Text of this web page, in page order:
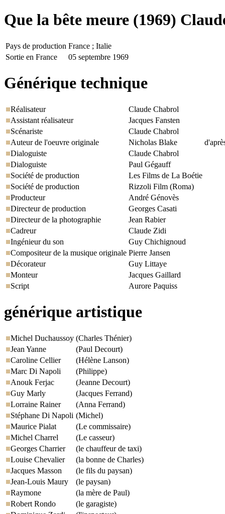
Que la bête meure (1969)
Pays de production France ; Italie
Sortie en France
05 septembre 1969
Générique technique
Réalisateur
Claude Chabrol
Assistant réalisateur
Jacques Fansten
Scénariste
Claude Chabrol
Auteur de l'oeuvre originale
Nicholas Blake
Dialoguiste
Claude Chabrol
Dialoguiste
Paul Gégauff
Société de production
Les Films de La Boétie
Société de production
Rizzoli Film (Roma)
Producteur
André Génovès
Directeur de production
Georges Casati
Directeur de la photographie
Jean Rabier
Cadreur
Claude Zidi
Ingénieur du son
Guy Chichignoud
Compositeur de la musique originale Pierre Jansen
Décorateur
Guy Littaye
Monteur
Jacques Gaillard
Script
Aurore Paquiss
générique artistique
Michel Duchaussoy (Charles Thénier)
Jean Yanne
(Paul Decourt)
Caroline Cellier
(Hélène Lanson)
Marc Di Napoli
(Philippe)
Anouk Ferjac
(Jeanne Decourt)
Guy Marly
(Jacques Ferrand)
Lorraine Rainer
(Anna Ferrand)
Stéphane Di Napoli (Michel)
Maurice Pialat
(Le commissaire)
Michel Charrel
(Le casseur)
Georges Charrier
(le chauffeur de taxi)
Louise Chevalier
(la bonne de Charles)
Jacques Masson
(le fils du paysan)
Jean-Louis Maury
(le paysan)
Raymone
(la mère de Paul)
Robert Rondo
(le garagiste)